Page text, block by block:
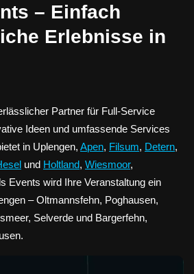
– Einfach
Erlebnisse in
Partner für Full-Service
Ideen und umfassende Services
in Uplengen, Apen, Filsum, Detern,
und Holtland, Wiesmoor,
Events wird Ihre Veranstaltung ein
– Oltmannsfehn, Poghausen,
Selverde und Bargerfehn,